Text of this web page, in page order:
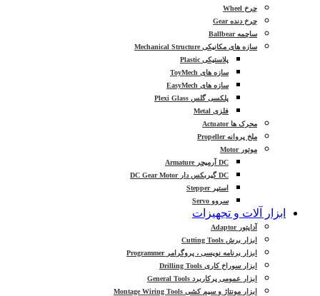
چرخ Wheel
چرخ دنده Gear
ساچمه Ballbear
سازه های مکانیکی Mechanical Structure
پلاستیکی Plastic
سازه های ToyMech
سازه های EasyMech
پلکسی گلس Plexi Glass
فلزی Metal
محرک ها Actuator
ملخ پروانه Propeller
موتور Motor
DC آرمیچر Armature
DC گیربکس دار DC Gear Motor
استپر Stepper
سروو Servo
ابزار آلات و تجهیزات
آداپتور Adaptor
ابزار برش Cutting Tools
ابزار برنامه نویسی ، پروگرامر Programmer
ابزار سوراخ کاری Drilling Tools
ابزار عمومی پرکاربرد General Tools
ابزار مونتاژ و سیم کشی Montage Wiring Tools